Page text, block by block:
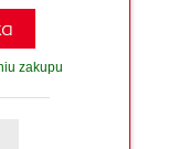
zakupu